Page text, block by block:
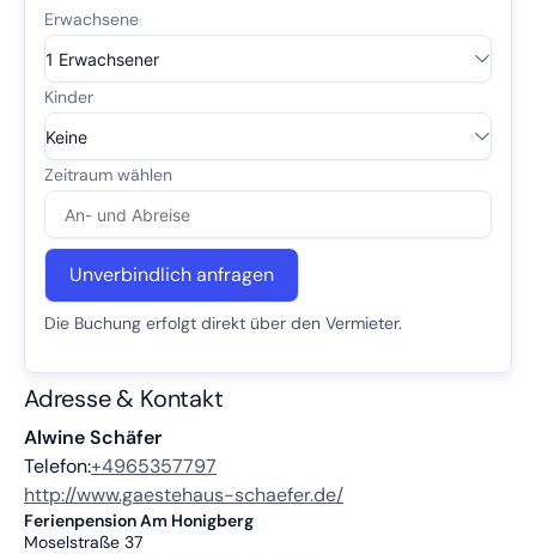
Unverbindlich anfragen
Die Buchung erfolgt direkt über den Vermieter.
Adresse & Kontakt
Alwine Schäfer
Telefon:+4965357797
http://www.gaestehaus-schaefer.de/
Ferienpension Am Honigberg
Moselstraße 37